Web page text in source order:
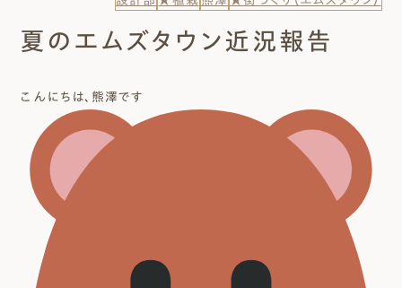
0120-40-6613
まずは相談する[無料]
モデルハウスを見る
ファーストプランを試す
夏のエムズタウン近況報告
こんにちは、熊澤です